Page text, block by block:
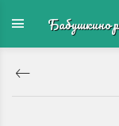
Бабушкино